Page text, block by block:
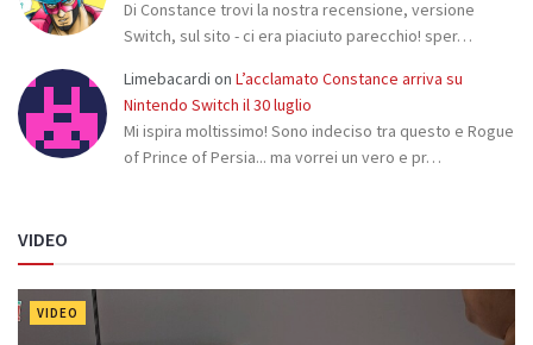
Di Constance trovi la nostra recensione, versione
Switch, sul sito - ci era piaciuto parecchio! sper…
Limebacardi on L’acclamato Constance arriva su
Nintendo Switch il 30 luglio
Mi ispira moltissimo! Sono indeciso tra questo e Rogue
of Prince of Persia... ma vorrei un vero e pr…
VIDEO
VIDEO